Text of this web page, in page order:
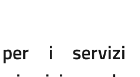
per i servizi